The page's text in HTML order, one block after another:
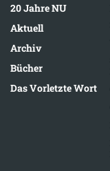
20 Jahre NU
Aktuell
Archiv
Bücher
Das Vorletzte Wort